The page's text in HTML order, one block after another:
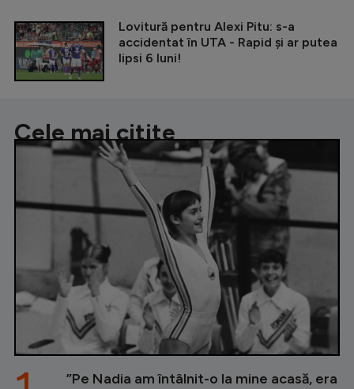
Lovitură pentru Alexi Pitu: s-a
accidentat în UTA - Rapid și ar putea
lipsi 6 luni!
Cele mai citite
”Pe Nadia am întâlnit-o la mine acasă, era